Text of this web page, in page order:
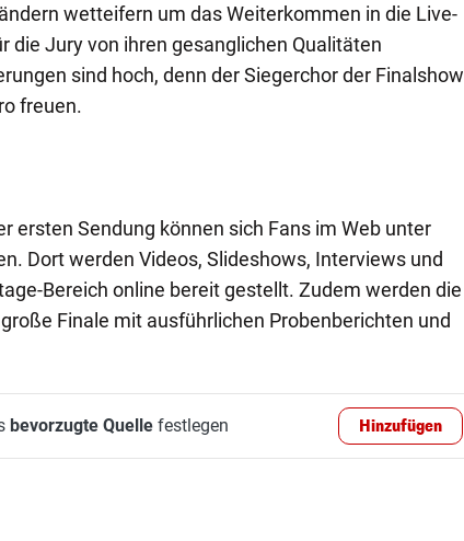
wetteifern um das Weiterkommen in die Live-
die Jury von ihren gesanglichen Qualitäten
sind hoch, denn der Siegerchor der Finalshow
freuen.
ersten Sendung können sich Fans im Web unter
Dort werden Videos, Slideshows, Interviews und
Bereich online bereit gestellt. Zudem werden die
Finale mit ausführlichen Probenberichten und
bevorzugte Quellefestlegen Hinzufügen